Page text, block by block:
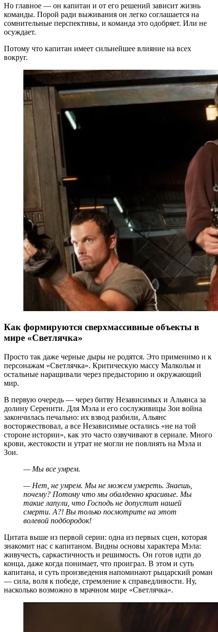
Но главное — он капитан и от его решений зависит жизнь
команды. Порой ради выживания он легко соглашается на
сомнительные перспективы, и команда это одобряет. Или не
осуждает.
Потому что капитан имеет сильнейшее влияние на всех
вокруг.
Как формируются сверхмассивные объекты в
мире «Светлячка»
Просто так даже черные дыры не родятся. Это применимо и к
персонажам «Светлячка». Критическую массу Малкольм и
остальные наращивали через предысторию и окружающий
мир.
В первую очередь — через битву Независимых и Альянса за
долину Серенити. Для Мэла и его сослуживицы Зои война
закончилась печально: их взвод разбили, Альянс
восторжествовал, а все Независимые остались «не на той
стороне истории», как это часто озвучивают в сериале. Много
крови, жестокости и утрат не могли не повлиять на Мэла и
Зои.
— Мы все умрем.
— Нет, не умрем. Мы не можем умереть. Знаешь,
почему? Потому что мы обалденно красивые. Мы
такие лапули, что Господь не допустит нашей
смерти. А?! Вы только посмотрите на этот
волевой подбородок!
Цитата выше из первой серии: одна из первых сцен, которая
знакомит нас с капитаном. Видны основы характера Мэла:
живучесть, саркастичность и решимость. Он готов идти до
конца, даже когда понимает, что проиграл. В этом и суть
капитана, и суть произведения напоминают рыцарский роман
— сила, воля к победе, стремление к справедливости. Ну,
насколько возможно в мрачном мире «Светлячка».